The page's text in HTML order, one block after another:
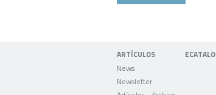
ARTÍCULOS
News
Newsletter